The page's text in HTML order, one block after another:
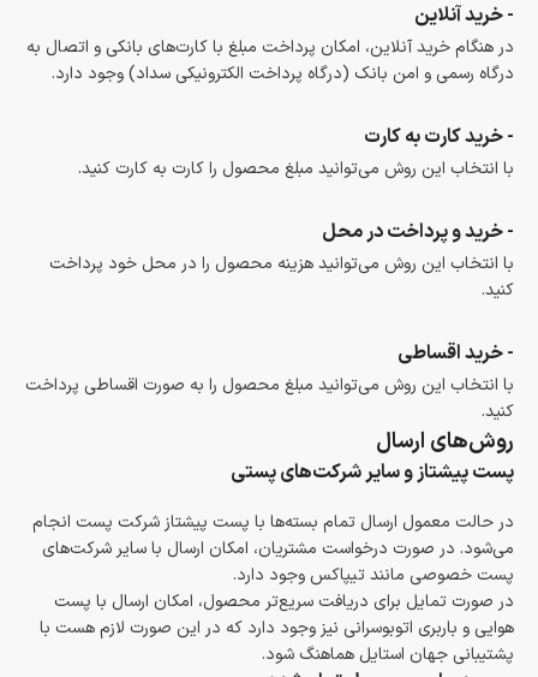
- خرید آنلاین
در هنگام خرید آنلاین، امکان پرداخت مبلغ با کارت‌های بانکی و اتصال به
درگاه رسمی و امن بانک (درگاه پرداخت الکترونیکی سداد) وجود دارد.
- خرید کارت به کارت
با انتخاب این روش می‌توانید مبلغ محصول را کارت به کارت کنید.
- خرید و پرداخت در محل
با انتخاب این روش می‌توانید هزینه محصول را در محل خود پرداخت
کنید.
- خرید اقساطی
با انتخاب این روش می‌توانید مبلغ محصول را به صورت اقساطی پرداخت
کنید.
روش‌های ارسال
پست پیشتاز و سایر شرکت‌های پستی
در حالت معمول ارسال تمام بسته‌ها با پست پیشتاز شرکت پست انجام
می‌شود. در صورت درخواست مشتریان، امکان ارسال با سایر شرکت‌های
پست خصوصی مانند تیپاکس وجود دارد.
در صورت تمایل برای دریافت سریع‌تر محصول، امکان ارسال با پست
هوایی و باربری اتوبوسرانی نیز وجود دارد که در این صورت لازم هست با
پشتیبانی جهان استایل هماهنگ شود.